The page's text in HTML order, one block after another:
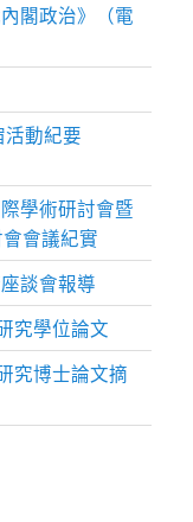
閣政治》（電
動紀要
學術研討會暨
會議紀實
談會報導
究學位論文
究博士論文摘